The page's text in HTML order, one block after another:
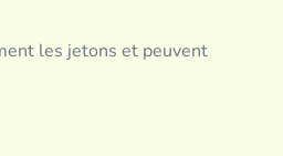
les jetons et peuvent